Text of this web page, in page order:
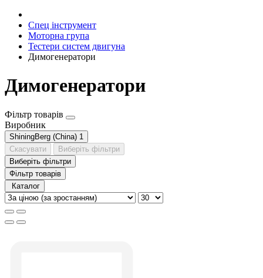
Спец інструмент
Моторна група
Тестери систем двигуна
Димогенератори
Димогенератори
Фільтр товарів
Виробник
ShiningBerg (China) 1
Скасувати
Виберіть фільтри
Виберіть фільтри
Фільтр товарів
Каталог